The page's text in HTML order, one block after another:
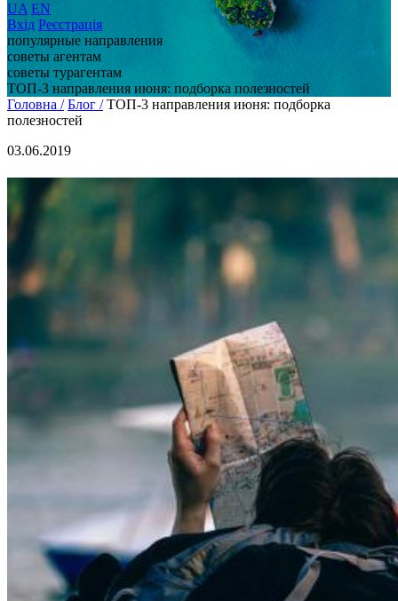
UA EN
Вхід Реєстрація
популярные направления
советы агентам
советы турагентам
ТОП-3 направления июня: подборка полезностей
Головна / Блог / ТОП-3 направления июня: подборка
полезностей
03.06.2019